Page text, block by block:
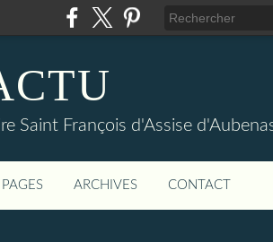
Saint François d'Assise
PAGES ARCHIVES CONTACT